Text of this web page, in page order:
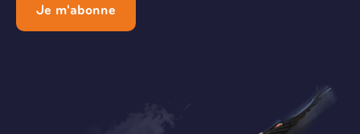
Je m'abonne